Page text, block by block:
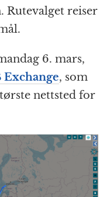
Rutevalget reiser
6. mars,
Exchange, som
nettsted for